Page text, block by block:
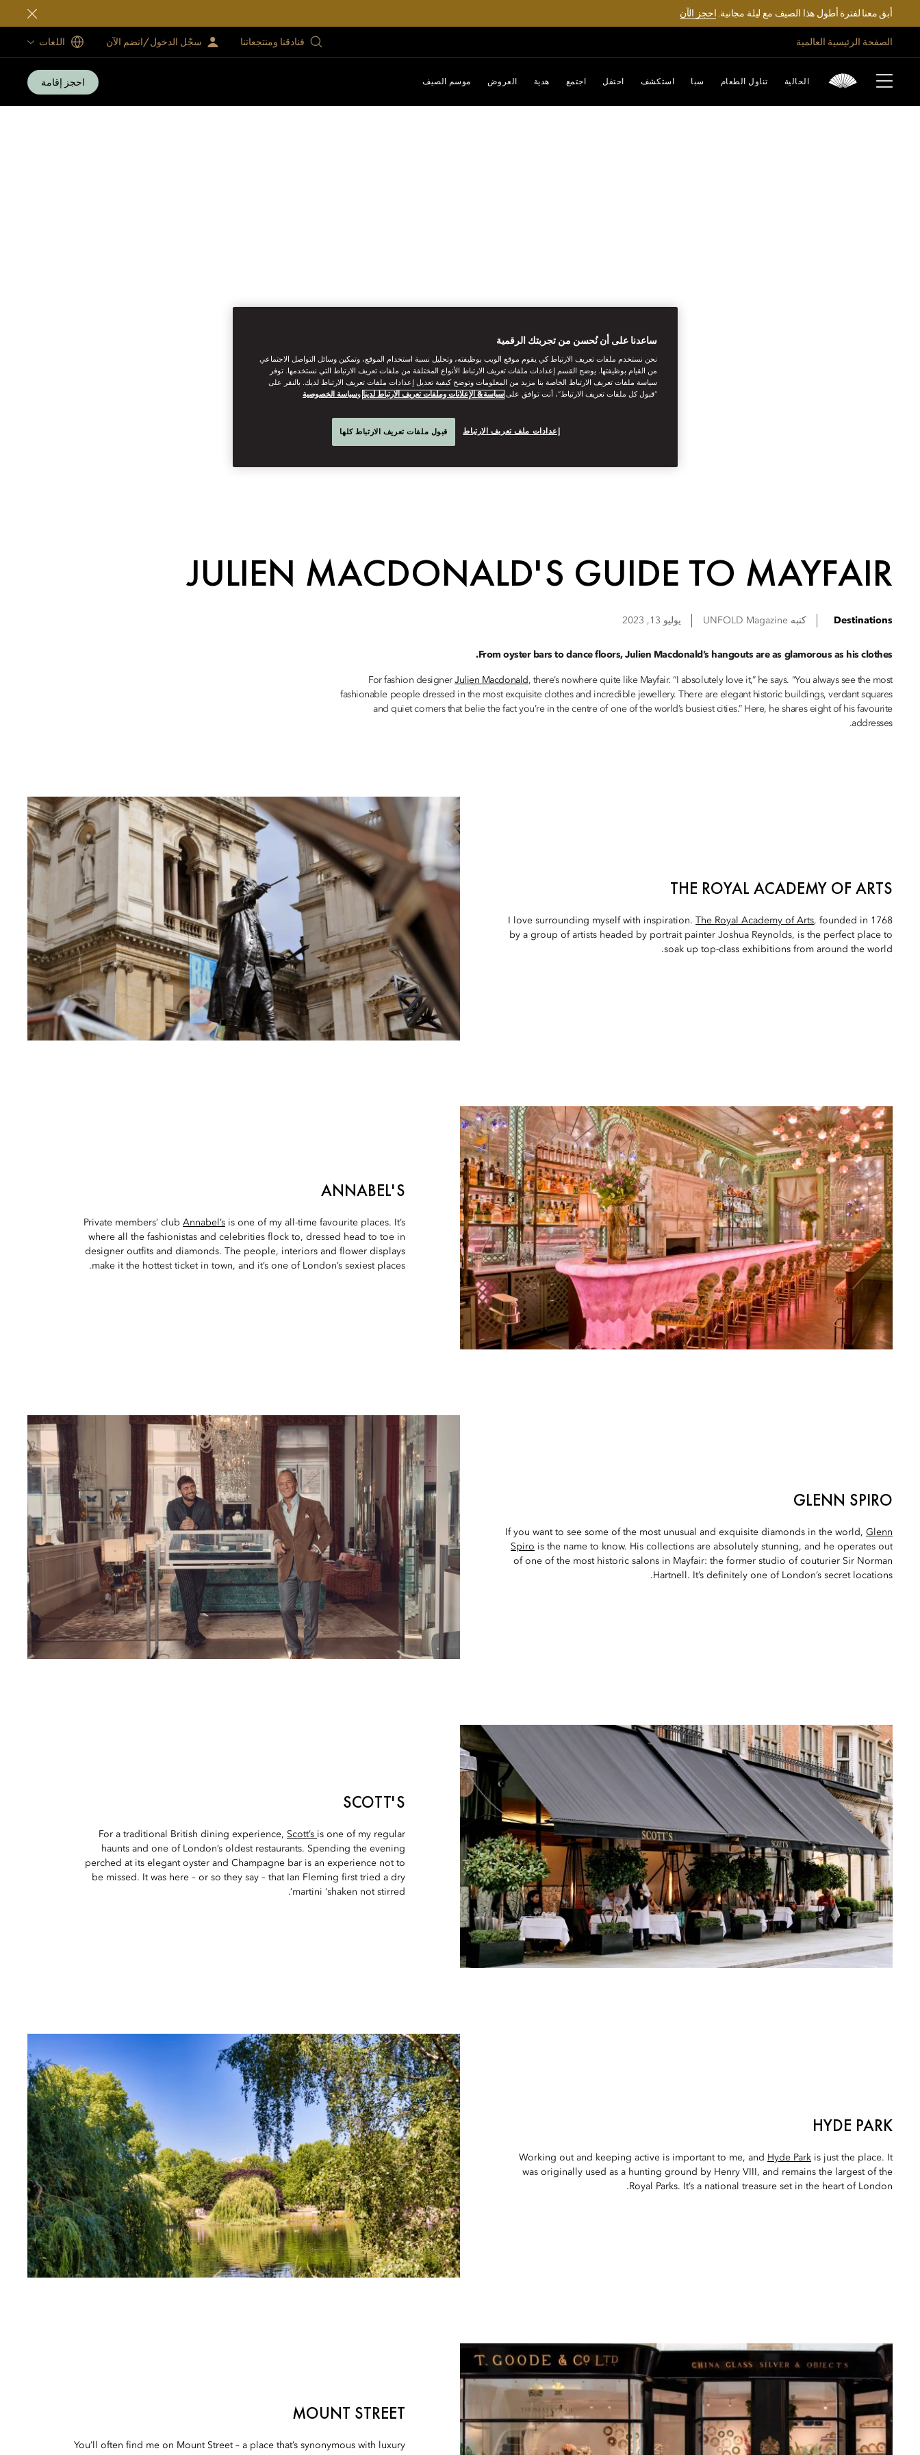
أبق معنا لفترة أطول هذا الصيف مع ليلة مجانية.احجز الآن
الصفحة الرئيسية العالمية فنادقنا ومنتجعاتنا سجّل الدخول/انضم الآن اللغات
الحالية تناول الطعام سبا استكشف احتفل اجتمع هدية العروض موسم الصيف احجز إقامة
JULIEN MACDONALD'S GUIDE TO MAYFAIR
Destinations كتبه UNFOLD Magazine يوليو 13, 2023
From oyster bars to dance floors, Julien Macdonald’s hangouts are as glamorous as his clothes.
For fashion designerJulien Macdonald , there’s nowhere quite like Mayfair. “I absolutely love it,” he says. “You always see the most
fashionable people dressed in the most exquisite clothes and incredible jewellery. There are elegant historic buildings, verdant squares
and quiet corners that belie the fact you’re in the centre of one of the world’s busiest cities.” Here, he shares eight of his favourite
addresses.
THE ROYAL ACADEMY OF ARTS
I love surrounding myself with inspiration. The Royal Academy of Arts, founded in 1768
by a group of artists headed by portrait painter Joshua Reynolds, is the perfect place to
soak up top-class exhibitions from around the world.
ANNABEL'S
Private members’ club Annabel’s is one of my all-time favourite places. It’s
where all the fashionistas and celebrities flock to, dressed head to toe in
designer outfits and diamonds. The people, interiors and flower displays
make it the hottest ticket in town, and it’s one of London’s sexiest places.
GLENN SPIRO
If you want to see some of the most unusual and exquisite diamonds in the world, Glenn
Spiro is the name to know. His collections are absolutely stunning, and he operates out
of one of the most historic salons in Mayfair: the former studio of couturier Sir Norman
Hartnell. It’s definitely one of London’s secret locations.
SCOTT'S
For a traditional British dining experience, Scott’s is one of my regular
haunts and one of London’s oldest restaurants. Spending the evening
perched at its elegant oyster and Champagne bar is an experience not to
be missed. It was here – or so they say – that Ian Fleming first tried a dry
martini ‘shaken not stirred’.
HYDE PARK
Working out and keeping active is important to me, and Hyde Park is just the place. It
was originally used as a hunting ground by Henry VIII, and remains the largest of the
Royal Parks. It’s a national treasure set in the heart of London.
MOUNT STREET
You’ll often find me on Mount Street – a place that’s synonymous with luxury
ساعدنا على أن نُحسن من تجربتك الرقمية
نحن نستخدم ملفات تعريف الارتباط كي يقوم موقع الويب بوظيفته، وتحليل نسبة استخدام الموقع، وتمكين وسائل التواصل الاجتماعي
من القيام بوظيفتها. يوضح القسم إعدادات ملفات تعريف الارتباط الأنواع المختلفة من ملفات تعريف الارتباط التي نستخدمها. توفر
سياسة ملفات تعريف الارتباط الخاصة بنا مزيد من المعلومات وتوضح كيفية تعديل إعدادات ملفات تعريف الارتباط لديك. بالنقر على
“قبول كل ملفات تعريف الارتباط”، أنت توافق على سياسة& الإعلانات وملفات تعريف الارتباط لدينا وسياسة الخصوصية
إعدادات ملف تعريف الارتباط قبول ملفات تعريف الارتباط كلها